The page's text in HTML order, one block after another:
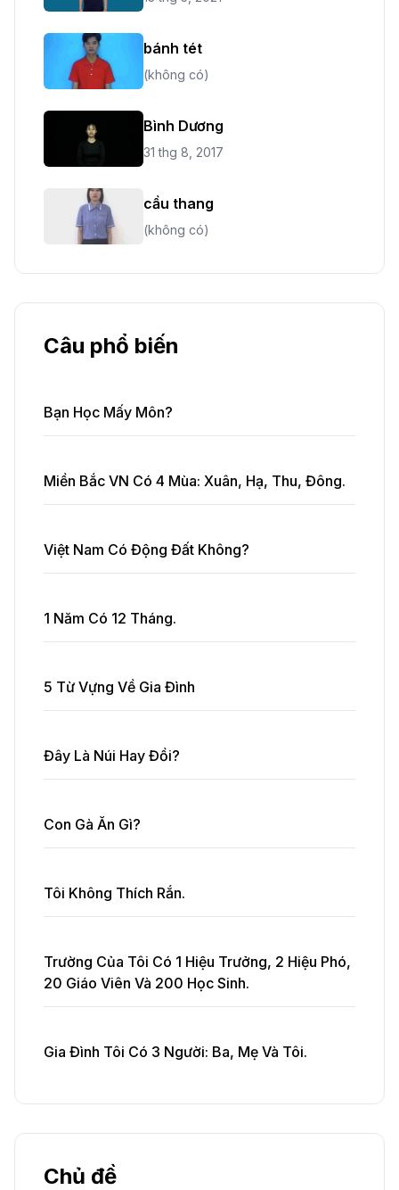
bánh tét
(không có)
Bình Dương
31 thg 8, 2017
cầu thang
(không có)
Câu phổ biến
Bạn Học Mấy Môn?
Miền Bắc VN Có 4 Mùa: Xuân, Hạ, Thu, Đông.
Việt Nam Có Động Đất Không?
1 Năm Có 12 Tháng.
5 Từ Vựng Về Gia Đình
Đây Là Núi Hay Đồi?
Con Gà Ăn Gì?
Tôi Không Thích Rắn.
Trường Của Tôi Có 1 Hiệu Trưởng, 2 Hiệu Phó,
20 Giáo Viên Và 200 Học Sinh.
Gia Đình Tôi Có 3 Người: Ba, Mẹ Và Tôi.
Chủ đề